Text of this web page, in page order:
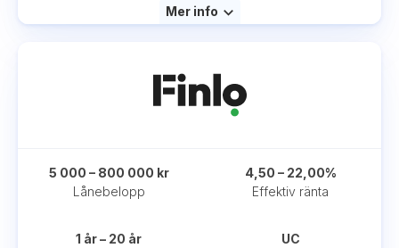
Mer info
Lånebelopp
5 000 – 800 000 kr
Effektiv ränta
4,50 – 22,00%
1 år – 20 år
UC